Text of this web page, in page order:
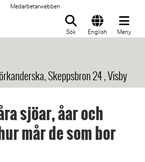
Medarbetarwebben
Sök English Meny
Skeppsbron 24 , Visby
sjöar, åar och
mår de som bor